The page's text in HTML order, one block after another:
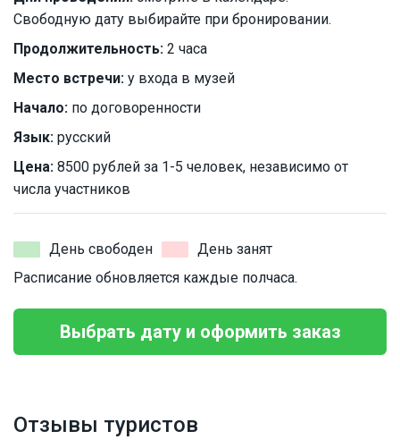
Свободную дату выбирайте при бронировании.
Продолжительность: 2 часа
Место встречи: у входа в музей
Начало: по договоренности
Язык: русский
Цена: 8500 рублей за 1-5 человек, независимо от
числа участников
День свободен
День занят
Расписание обновляется каждые полчаса.
Выбрать дату и оформить заказ
Отзывы туристов